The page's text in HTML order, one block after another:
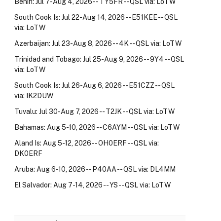
South Cook Is: Jul 22-Aug 14, 2026 -- E51KEE -- QSL
via: LoTW
Azerbaijan: Jul 23-Aug 8, 2026 -- 4K -- QSL via: LoTW
Trinidad and Tobago: Jul 25-Aug 9, 2026 -- 9Y4 -- QSL
via: LoTW
South Cook Is: Jul 26-Aug 6, 2026 -- E51CZZ -- QSL
via: IK2DUW
Tuvalu: Jul 30-Aug 7, 2026 -- T2JK -- QSL via: LoTW
Bahamas: Aug 5-10, 2026 -- C6AYM -- QSL via: LoTW
Aland Is: Aug 5-12, 2026 -- OH0ERF -- QSL via:
DK0ERF
Aruba: Aug 6-10, 2026 -- P40AA -- QSL via: DL4MM
El Salvador: Aug 7-14, 2026 -- YS -- QSL via: LoTW